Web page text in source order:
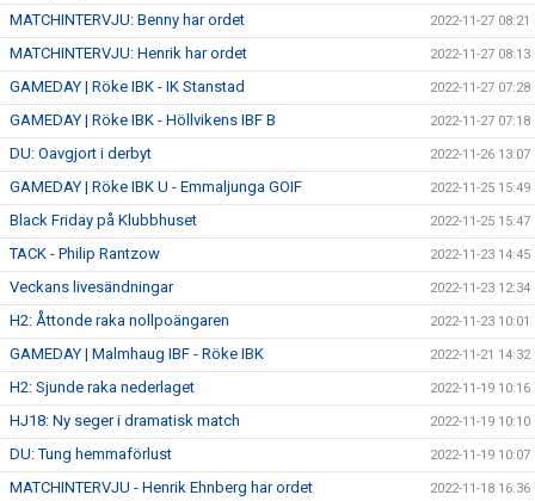
MATCHINTERVJU: Benny har ordet 2022-11-27 08:21
MATCHINTERVJU: Henrik har ordet 2022-11-27 08:13
GAMEDAY | Röke IBK - IK Stanstad 2022-11-27 07:28
GAMEDAY | Röke IBK - Höllvikens IBF B 2022-11-27 07:18
DU: Oavgjort i derbyt 2022-11-26 13:07
GAMEDAY | Röke IBK U - Emmaljunga GOIF 2022-11-25 15:49
Black Friday på Klubbhuset 2022-11-25 15:47
TACK - Philip Rantzow 2022-11-23 14:45
Veckans livesändningar 2022-11-23 12:34
H2: Åttonde raka nollpoängaren 2022-11-23 10:01
GAMEDAY | Malmhaug IBF - Röke IBK 2022-11-21 14:32
H2: Sjunde raka nederlaget 2022-11-19 10:16
HJ18: Ny seger i dramatisk match 2022-11-19 10:10
DU: Tung hemmaförlust 2022-11-19 10:07
MATCHINTERVJU - Henrik Ehnberg har ordet 2022-11-18 16:36